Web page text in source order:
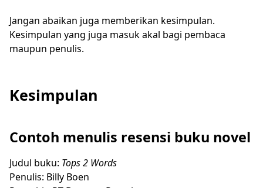
Jangan abaikan juga memberikan kesimpulan.
Kesimpulan yang juga masuk akal bagi pembaca
maupun penulis.
Kesimpulan
Contoh menulis resensi buku novel
Judul buku: Tops 2 Words
Penulis: Billy Boen